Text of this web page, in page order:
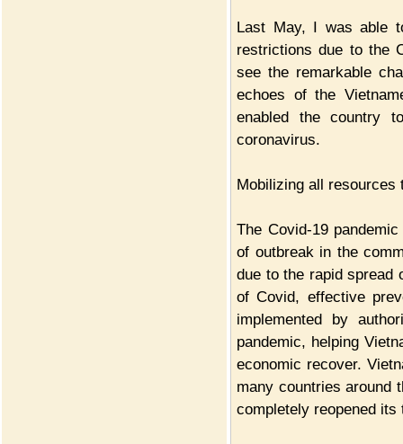
Last May, I was able
restrictions due to the
see the remarkable
echoes of the
enabled the country
coronavirus.
Mobilizing all resources
The Covid-19
of outbreak in the
due to the rapid spread
of Covid, effective
implemented by
pandemic, helping
economic recover.
many countries around
completely reopened